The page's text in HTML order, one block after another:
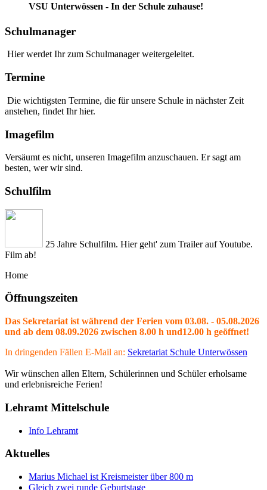
VSU Unterwössen - In der Schule zuhause!
Schulmanager
Hier werdet Ihr zum Schulmanager weitergeleitet.
Termine
Die wichtigsten Termine, die für unsere Schule in nächster Zeit
anstehen, findet Ihr hier.
Imagefilm
Versäumt es nicht, unseren Imagefilm anzuschauen. Er sagt am
besten, wer wir sind.
Schulfilm
25 Jahre Schulfilm. Hier geht' zum Trailer auf Youtube.
Film ab!
Home
Öffnungszeiten
Das Sekretariat ist während der Ferien vom 03.08. - 05.08.2026
und ab dem 08.09.2026 zwischen 8.00 h und12.00 h geöffnet!
In dringenden Fällen E-Mail an: Sekretariat Schule Unterwössen
Wir wünschen allen Eltern, Schülerinnen und Schüler erholsame
und erlebnisreiche Ferien!
Lehramt Mittelschule
Info Lehramt
Aktuelles
Marius Michael ist Kreismeister über 800 m
Gleich zwei runde Geburtstage